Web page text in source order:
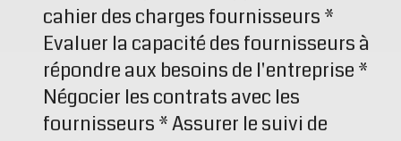
cahier des charges fournisseurs *
Evaluer la capacité des fournisseurs à
répondre aux besoins de l'entreprise *
Négocier les contrats avec les
fournisseurs * Assurer le suivi de